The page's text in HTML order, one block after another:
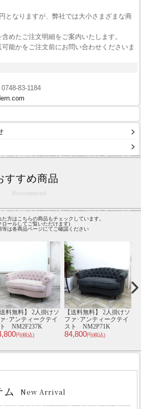
となりますが、弊社では大小さまざまな商
めたご注文明細をご案内いたします。
能かをご注文前にお問い合わせくださいま
83-1184
すすめ商品
Recommend
た方はこちらの商品もチェックしています。
ロールしてご覧いただけます)
は各商品ページにてご確認ください
送料無料】 1人掛けソ
･アンティークテイ
NM1F201K
円(税込)
【送料無料】 2人掛けソ
ファ･アンティークテイ
スト NM2F286K
84,800円(税込)